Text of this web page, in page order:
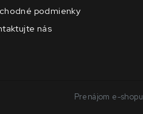
podmienky
nás
Prenájom e-shopu